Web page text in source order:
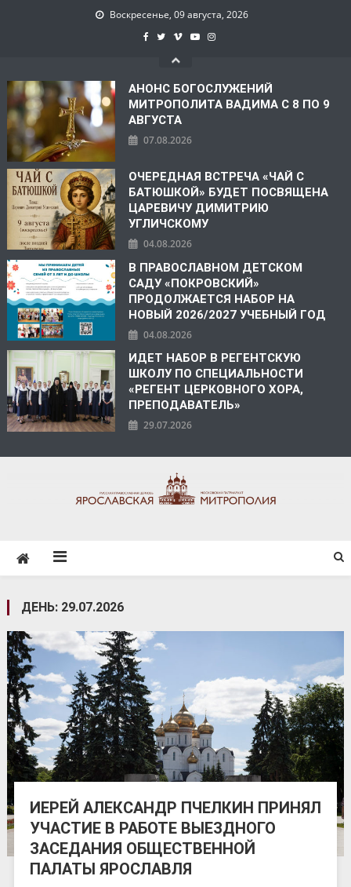
Воскресенье, 09 августа, 2026
АНОНС БОГОСЛУЖЕНИЙ
МИТРОПОЛИТА ВАДИМА С 8 ПО 9
АВГУСТА
07.08.2026
ОЧЕРЕДНАЯ ВСТРЕЧА «ЧАЙ С
БАТЮШКОЙ» БУДЕТ ПОСВЯЩЕНА
ЦАРЕВИЧУ ДИМИТРИЮ
УГЛИЧСКОМУ
04.08.2026
В ПРАВОСЛАВНОМ ДЕТСКОМ
САДУ «ПОКРОВСКИЙ»
ПРОДОЛЖАЕТСЯ НАБОР НА
НОВЫЙ 2026/2027 УЧЕБНЫЙ ГОД
04.08.2026
ИДЕТ НАБОР В РЕГЕНТСКУЮ
ШКОЛУ ПО СПЕЦИАЛЬНОСТИ
«РЕГЕНТ ЦЕРКОВНОГО ХОРА,
ПРЕПОДАВАТЕЛЬ»
29.07.2026
ДЕНЬ: 29.07.2026
ИЕРЕЙ АЛЕКСАНДР ПЧЕЛКИН ПРИНЯЛ
УЧАСТИЕ В РАБОТЕ ВЫЕЗДНОГО
ЗАСЕДАНИЯ ОБЩЕСТВЕННОЙ
ПАЛАТЫ ЯРОСЛАВЛЯ